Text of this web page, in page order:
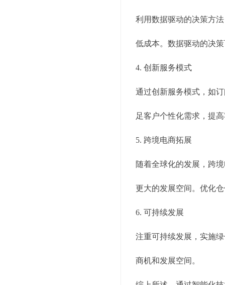
利用数据驱动的决策方
低成本。数据驱动的决
4. 创新服务模式
通过创新服务模式，如
足客户个性化需求，提
5. 跨境电商拓展
随着全球化的发展，跨
更大的发展空间。优化
6. 可持续发展
注重可持续发展，实施
商机和发展空间。